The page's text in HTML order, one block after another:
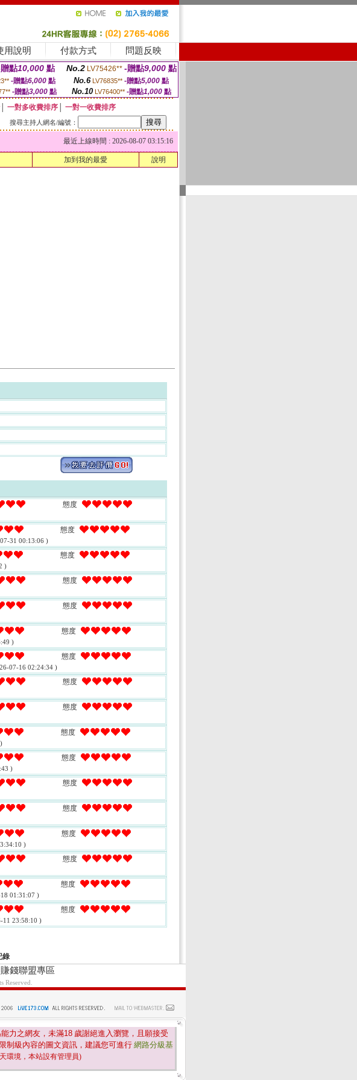
用說明 付款方式 問題反映
點10,000 點 No.2 LV75426** -贈點9,000 點
-贈點6,000點 No.6 LV76835** -贈點5,000點
-贈點3,000點 No.10 LV76400** -贈點1,000 點
│ 一對多收費排序
一對一收費排序
搜尋主持人網名/編號：
最近上線時間 : 2026-08-07 03:15:16
加到我的最愛 說明
態度
態度
31 00:13:06 )
態度
)
態度
態度
態度
)
態度
07-16 02:24:34 )
態度
態度
態度
態度
)
態度
態度
態度
)
態度
態度
01:31:07 )
態度
11 23:58:10 )
錄
賺錢聯盟專區
力之網友，未滿18 歲謝絕進入瀏覽，且願接受
制級內容的圖文資訊，建議您可進行網路分級基
環境，本站設有管理員)